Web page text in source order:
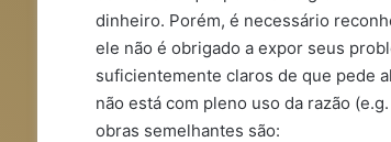
dinheiro. Porém, é necessário
ele não é obrigado a expor seus
suficientemente claros de que pede
não está com pleno uso da razão
obras semelhantes são: